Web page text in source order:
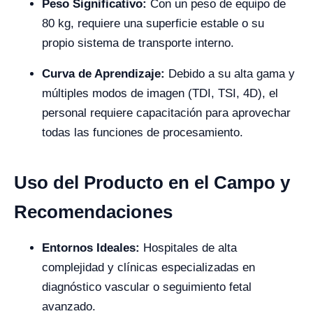
Peso Significativo: Con un peso de equipo de
80 kg, requiere una superficie estable o su
propio sistema de transporte interno.
Curva de Aprendizaje: Debido a su alta gama y
múltiples modos de imagen (TDI, TSI, 4D), el
personal requiere capacitación para aprovechar
todas las funciones de procesamiento.
Uso del Producto en el Campo y
Recomendaciones
Entornos Ideales: Hospitales de alta
complejidad y clínicas especializadas en
diagnóstico vascular o seguimiento fetal
avanzado.